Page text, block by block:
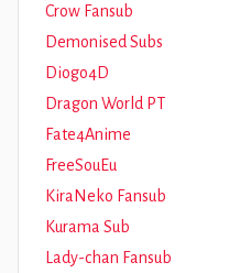
Crow Fansub
Demonised Subs
Diogo4D
Dragon World PT
Fate4Anime
FreeSouEu
KiraNeko Fansub
Kurama Sub
Lady-chan Fansub